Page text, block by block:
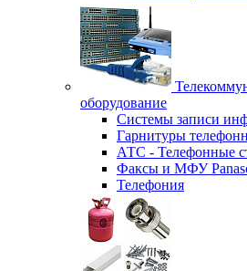
оборудование
Системы записи
Гарнитуры
АТС - Телефонные
Факсы и МФУ
Телефония